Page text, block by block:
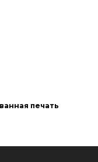
печать